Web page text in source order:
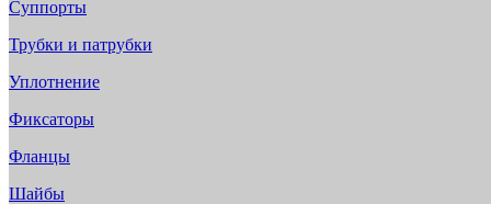
Суппорты
Трубки и патрубки
Уплотнение
Фиксаторы
Фланцы
Шайбы